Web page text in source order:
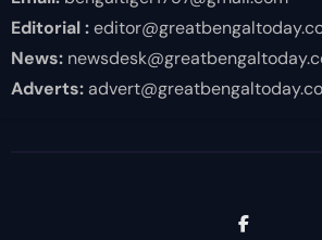
Editorial :
News:
Adverts: